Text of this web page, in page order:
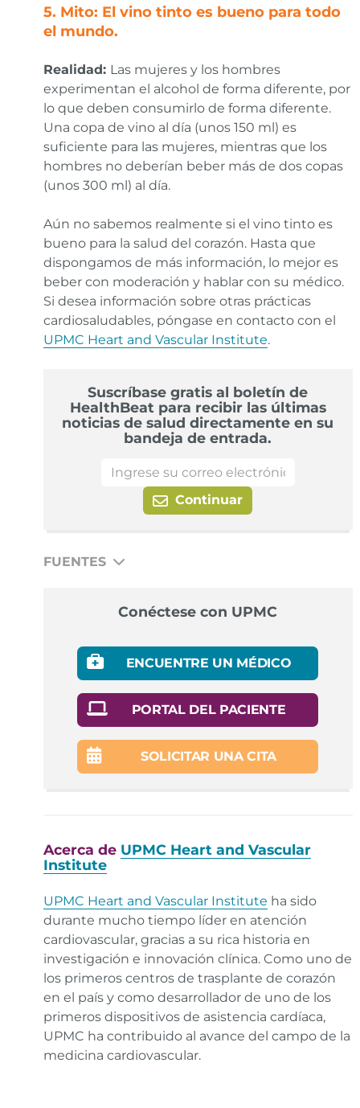
5. Mito: El vino tinto es bueno para todo
el mundo.
Realidad: Las mujeres y los hombres
experimentan el alcohol de forma diferente, por
lo que deben consumirlo de forma diferente.
Una copa de vino al día (unos 150 ml) es
suficiente para las mujeres, mientras que los
hombres no deberían beber más de dos copas
(unos 300 ml) al día.
Aún no sabemos realmente si el vino tinto es
bueno para la salud del corazón. Hasta que
dispongamos de más información, lo mejor es
beber con moderación y hablar con su médico.
Si desea información sobre otras prácticas
cardiosaludables, póngase en contacto con el
UPMC Heart and Vascular Institute.
Suscríbase gratis al boletín de
HealthBeat para recibir las últimas
noticias de salud directamente en su
bandeja de entrada.
Continuar
FUENTES
Conéctese con UPMC
ENCUENTRE UN MÉDICO
PORTAL DEL PACIENTE
SOLICITAR UNA CITA
Acerca de UPMC Heart and Vascular
Institute
UPMC Heart and Vascular Institute ha sido
durante mucho tiempo líder en atención
cardiovascular, gracias a su rica historia en
investigación e innovación clínica. Como uno de
los primeros centros de trasplante de corazón
en el país y como desarrollador de uno de los
primeros dispositivos de asistencia cardíaca,
UPMC ha contribuido al avance del campo de la
medicina cardiovascular.